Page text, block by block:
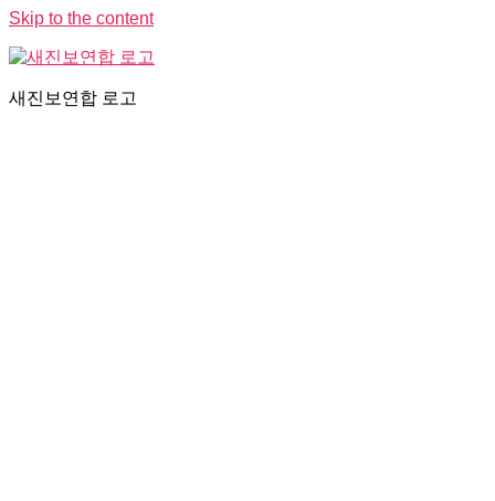
Skip to the content
새진보연합 로고